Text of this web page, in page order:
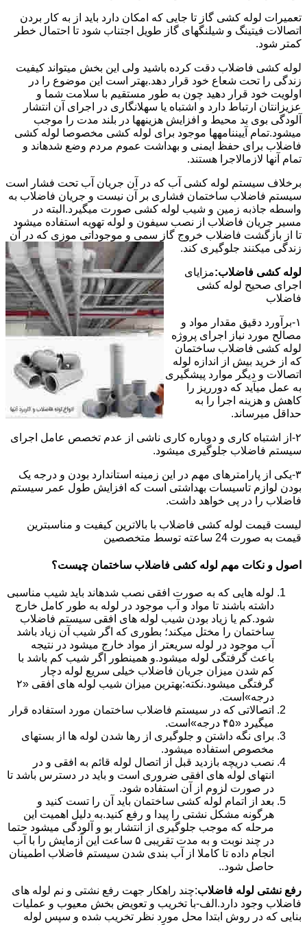
تعمیرات لوله کشی گاز تا جایی که امکان دارد باید از به کار بردن
اتصالات فیتینگ و شیلنگهای گاز طویل اجتناب شود تا احتمال خطر
کمتر شود.
لوله کشی فاضلاب دقت کرده باشید ولی این بخش میتواند کیفیت
زندگی را تحت شعاع خود قرار دهد.بهتر است این موضوع را در
اولویت خود قرار دهید چون به طور مستقیم با سلامت شما و
عزیزانتان ارتباط دارد و اشتباه یا سهلانگاری در اجرای آن انتشار
آلودگی بوی بد محیط و افزایش هزینهها در بلند مدت را موجب
میشود.تمام آییننامهها موجود برای لوله کشی مخصوصا لوله کشی
فاضلاب برای حفظ ایمنی و بهداشت عموم مردم وضع شدهاند و
تمام آنها لازمالاجرا هستند.
برخلاف سیستم لوله کشی آب که در آن جریان آب تحت فشار است
سیستم فاضلاب ساختمان فشاری بر آن نیست و جریان فاضلاب به
واسطه جاذبه زمین و شیب لوله کشی صورت میگیرد.البته در
مسیر جریان فاضلاب از نصب سیفون و لوله تهویه استفاده میشود
تا از بازگشت فاضلاب خروج گاز سمی و موجوداتی موزی که در آن
زندگی میکنند جلوگیری کند.
لوله کشی فاضلاب:مزایای
اجرای صحیح لوله کشی
فاضلاب
۱-برآورد دقیق مقدار مواد و
مصالح مورد نیاز اجرای پروژه
لوله کشی فاضلاب ساختمان
که از خرید بیش از اندازه لوله
اتصالات و دیگر موارد پیشگیری
به عمل میآید که دورریز را
کاهش و هزینه اجرا را به
حداقل میرساند.
۲-از اشتباه کاری و دوباره کاری ناشی از عدم تخصص عامل اجرای
سیستم فاضلاب جلوگیری میشود.
۳-یکی از پارامترهای مهم در این زمینه استاندارد بودن و درجه یک
بودن لوازم تاسیسات بهداشتی است که افزایش طول عمر سیستم
فاضلاب را در پی خواهد داشت.
لیست قیمت لوله کشی فاضلاب با بالاترین کیفیت و مناسبترین
قیمت به صورت 24 ساعته توسط متخصصین
اصول و نکات مهم لوله کشی فاضلاب ساختمان چیست؟
لوله هایی که به صورت افقی نصب شدهاند باید شیب مناسبی
داشته باشند تا مواد و آب موجود در لوله به طور کامل خارج
شود.کم یا زیاد بودن شیب لوله های افقی سیستم فاضلاب
ساختمان را مختل میکند؛ بطوری که اگر شیب آن زیاد باشد
آب موجود در لوله سریعتر از مواد خارج میشود در نتیجه
باعث گرفتگی لوله میشود.و همینطور اگر شیب کم باشد با
کم شدن میزان جریان فاضلاب خیلی سریع لوله دچار
گرفتگی میشود.نکته:بهترین میزان شیب لوله های افقی «۲
درجه»است.
اتصالاتی که در سیستم فاضلاب ساختمان مورد استفاده قرار
میگیرد «۴۵ درجه»است.
برای نگه داشتن و جلوگیری از رها شدن لوله ها از بستهای
مخصوص استفاده میشود.
نصب دریچه بازدید قبل از اتصال لوله قائم به افقی و در
انتهای لوله های افقی ضروری است و باید در دسترس باشد تا
در صورت لزوم از آن استفاده شود.
بعد از اتمام لوله کشی ساختمان باید آن را تست کنید و
هرگونه مشکل نشتی را پیدا و رفع کنید.به دلیل اهمیت این
مرحله که موجب جلوگیری از انتشار بو و آلودگی میشود حتما
در چند نوبت و به مدت تقریبی ۵ ساعت این آزمایش را با آب
انجام داده تا کاملا از آب بندی شدن سیستم فاضلاب اطمینان
حاصل شود..
رفع نشتی لوله فاضلاب:چند راهکار جهت رفع نشتی و نم لوله های
فاضلاب وجود دارد.الف-با تخریب و تعویض بخش معیوب و عملیات
بنایی که در روش ابتدا محل مورد نظر تخریب شده و سپس لوله